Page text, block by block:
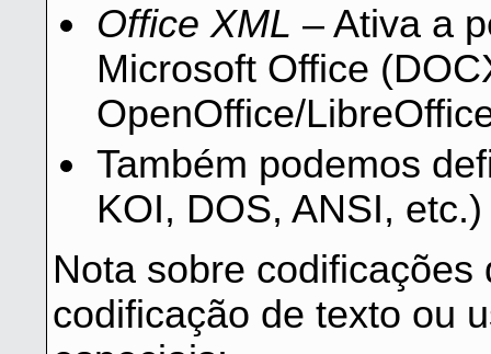
Office XML – Ativa a
Microsoft Office
OpenOffice/
Também podemos
KOI, DOS, ANSI,
Nota sobre
codificação de texto ou